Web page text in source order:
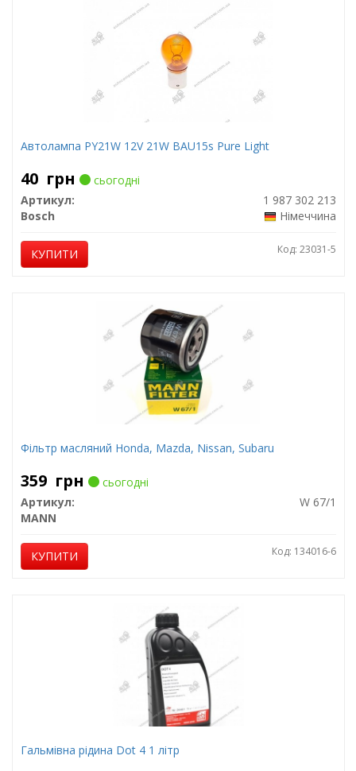
Автолампа PY21W 12V 21W BAU15s Pure Light
40 грн
сьогодні
Артикул:
1 987 302 213
Bosch
Німеччина
КУПИТИ Код: 23031-5
Фільтр масляний Honda, Mazda, Nissan, Subaru
359 грн
сьогодні
Артикул:
W 67/1
MANN
КУПИТИ Код: 134016-6
Гальмівна рідина Dot 4 1 літр